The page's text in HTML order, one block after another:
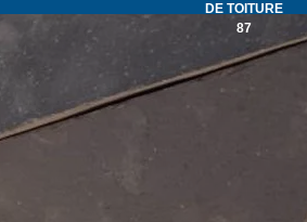
DE TOITURE
87